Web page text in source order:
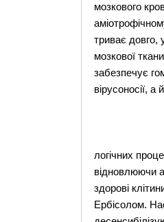
мозкового
триває довго,
мозкової
забезпечує
вірусоносії,
логічних
відновлюючи
здорові
Ербісолом.